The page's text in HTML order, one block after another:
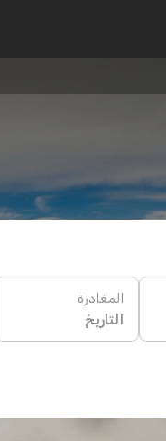
المغادرة
التاريخ